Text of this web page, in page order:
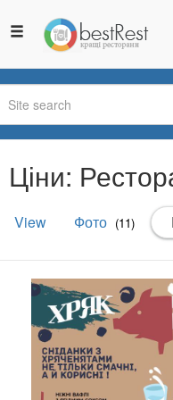
You
are
here
Ціни:
Primary
View Фото (11)